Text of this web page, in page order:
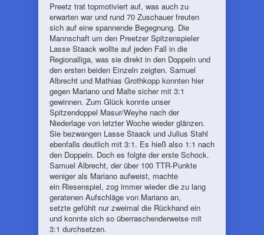
Preetz trat topmotiviert auf, was auch zu
erwarten war und rund 70 Zuschauer freuten
sich auf eine spannende Begegnung. Die
Mannschaft um den Preetzer Spitzenspieler
Lasse Staack wollte auf jeden Fall in die
Regionalliga, was sie direkt in den Doppeln und
den ersten beiden Einzeln zeigten. Samuel
Albrecht und Mathias Grothkopp konnten hier
gegen Mariano und Malte sicher mit 3:1
gewinnen. Zum Glück konnte unser
Spitzendoppel Masur/Weyhe nach der
Niederlage von letzter Woche wieder glänzen.
Sie bezwangen Lasse Staack und Julius Stahl
ebenfalls deutlich mit 3:1. Es hieß also 1:1 nach
den Doppeln. Doch es folgte der erste Schock.
Samuel Albrecht, der über 100 TTR-Punkte
weniger als Mariano aufweist, machte
ein Riesenspiel, zog immer wieder die zu lang
geratenen Aufschläge von Mariano an,
setzte gefühlt nur zweimal die Rückhand ein
und konnte sich so überraschenderweise mit
3:1 durchsetzen.